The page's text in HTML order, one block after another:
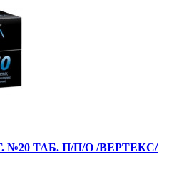
№20 ТАБ. П/П/О /ВЕРТЕКС/